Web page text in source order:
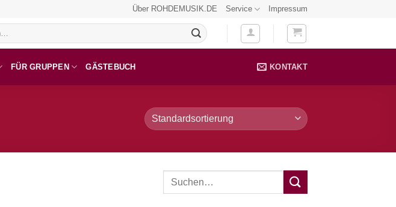
Über ROHDEMUSIK.DE Service Impressum
FÜR GRUPPEN GÄSTEBUCH KONTAKT